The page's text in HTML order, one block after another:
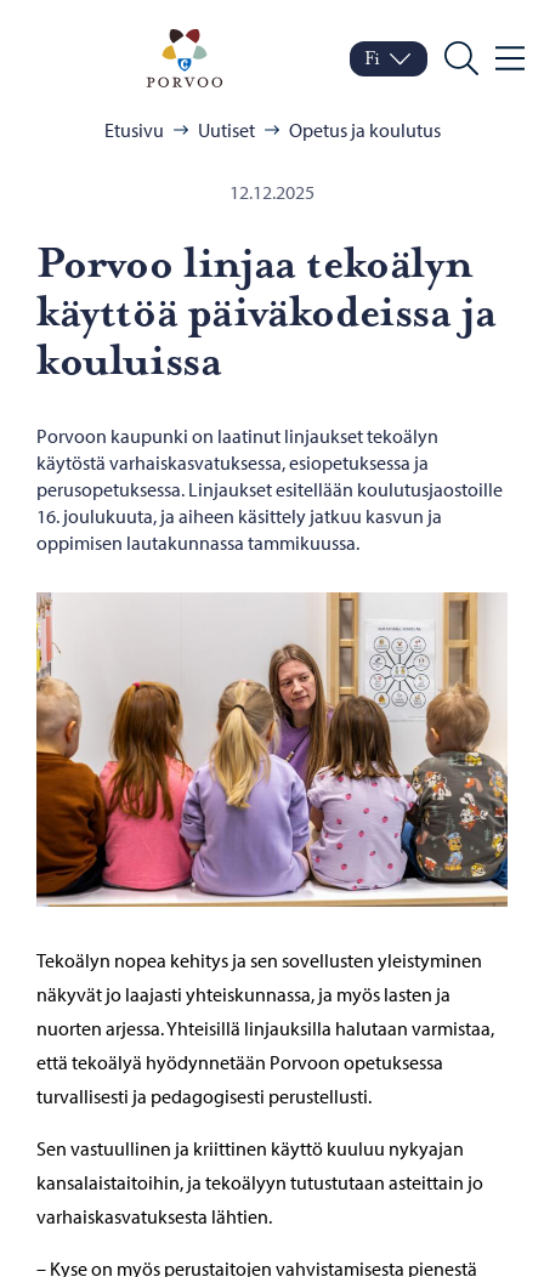
Porvoo – Siirry
Vaihda kieltä
Nykyinen kieli: Suomi
Fi
Hae
Etusivu Uutiset Opetus ja koulutus
12.12.2025
Por­voo lin­jaa te­ko­ä­lyn
käyt­töä päi­vä­ko­deis­sa ja
kou­luis­sa
Porvoon kaupunki on laatinut linjaukset tekoälyn
käytöstä varhaiskasvatuksessa, esiopetuksessa ja
perusopetuksessa. Linjaukset esitellään koulutusjaostoille
16. joulukuuta, ja aiheen käsittely jatkuu kasvun ja
oppimisen lautakunnassa tammikuussa.
Tekoälyn nopea kehitys ja sen sovellusten yleistyminen
näkyvät jo laajasti yhteiskunnassa, ja myös lasten ja
nuorten arjessa. Yhteisillä linjauksilla halutaan varmistaa,
että tekoälyä hyödynnetään Porvoon opetuksessa
turvallisesti ja pedagogisesti perustellusti.
Sen vastuullinen ja kriittinen käyttö kuuluu nykyajan
kansalaistaitoihin, ja tekoälyyn tutustutaan asteittain jo
varhaiskasvatuksesta lähtien.
– Kyse on myös perustaitojen vahvistamisesta pienestä